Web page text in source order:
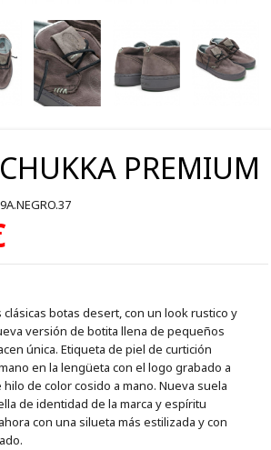
PREMIUM
botas desert, con un look rustico y
versión de botita llena de pequeños
única. Etiqueta de piel de curtición
en la lengüeta con el logo grabado a
de color cosido a mano. Nueva suela
de identidad de la marca y espíritu
con una silueta más estilizada y con